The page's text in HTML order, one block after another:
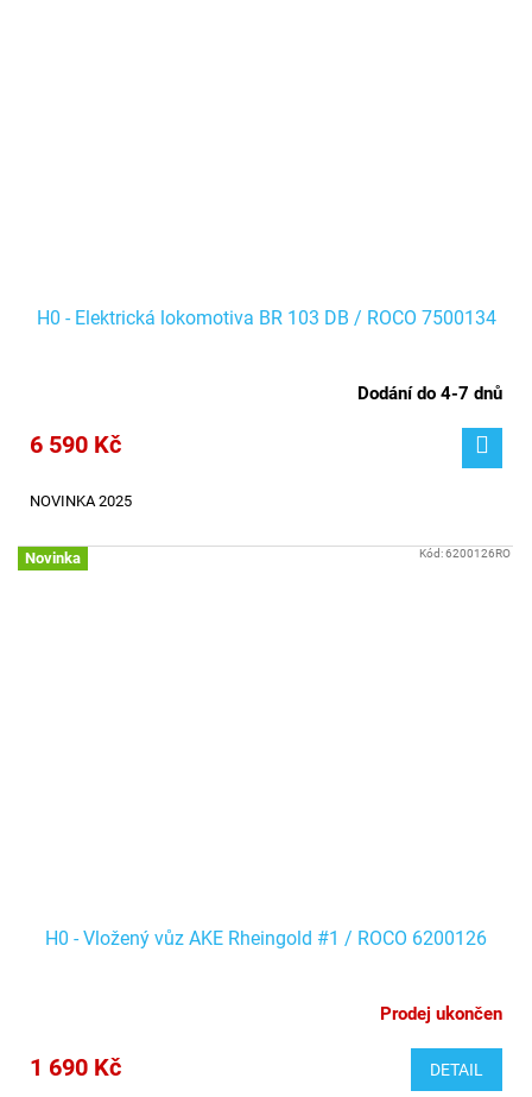
H0 - Elektrická lokomotiva BR 103 DB / ROCO 7500134
Dodání do 4-7 dnů
6 590 Kč
NOVINKA 2025
Novinka
H0 - Vložený vůz AKE Rheingold #1 / ROCO 6200126
Prodej ukončen
1 690 Kč DETAIL
Kód:6200126RO